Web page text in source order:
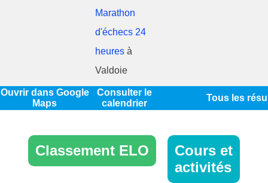
Marathon
d'échecs 24
heures à
Valdoie
Ouvrir dans Google
Maps
Consulter le
calendrier
Tous les
Classement ELO
Cours et
activités